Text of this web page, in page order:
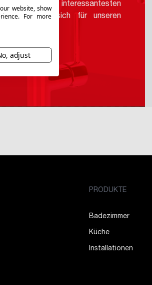
und die interessantesten
melden Sie sich für unseren
PRODUKTE
Badezimmer
Küche
Installationen
website, show
For more
adjust